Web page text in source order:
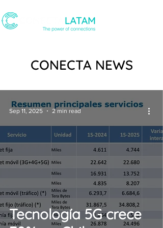
CONECTA NEWS
Tecnología 5G crece
Sep 11, 2025 2 min read